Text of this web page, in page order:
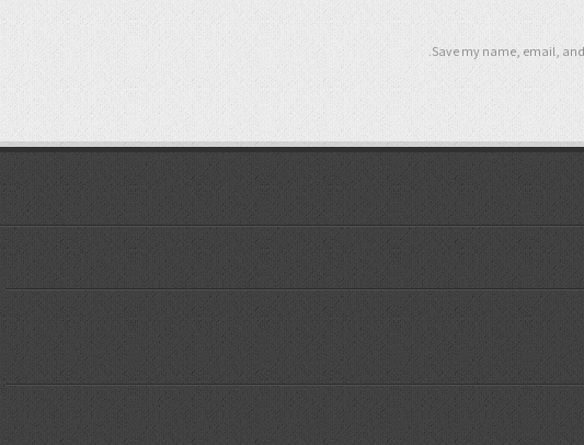
Save my name, email,